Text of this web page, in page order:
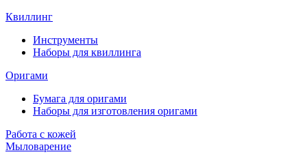
Квиллинг
Инструменты
Наборы для квиллинга
Оригами
Бумага для оригами
Наборы для изготовления оригами
Работа с кожей
Мыловарение